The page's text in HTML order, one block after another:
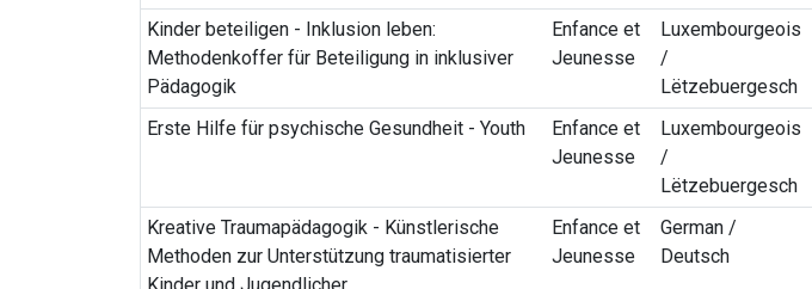
Kinder beteiligen - Inklusion leben:
Methodenkoffer für Beteiligung in inklusiver
Pädagogik
Enfance et
Jeunesse
Luxembourgeois
/
Lëtzebuergesch
Erste Hilfe für psychische Gesundheit - Youth
Enfance et
Jeunesse
Luxembourgeois
/
Lëtzebuergesch
Kreative Traumapädagogik - Künstlerische
Methoden zur Unterstützung traumatisierter
Enfance et
Jeunesse
German /
Deutsch